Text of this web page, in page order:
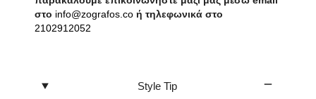
στο info@zografos.co ή τηλεφωνικά στο
2102912052
Style Tip